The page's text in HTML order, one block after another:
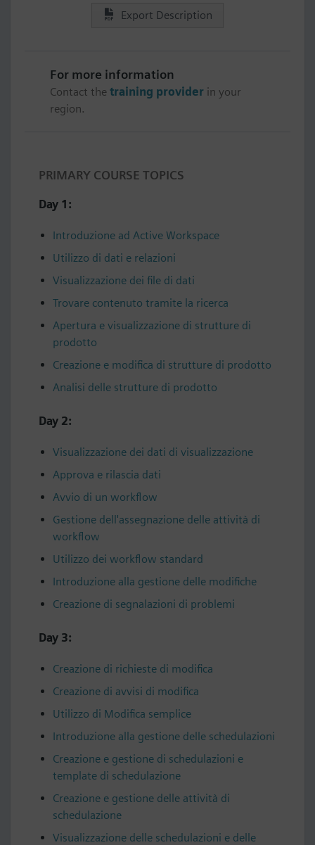
Export Description
For more information
Contact the training provider in your
region.
PRIMARY COURSE TOPICS
Day 1:
Introduzione ad Active Workspace
Utilizzo di dati e relazioni
Visualizzazione dei file di dati
Trovare contenuto tramite la ricerca
Apertura e visualizzazione di strutture di
prodotto
Creazione e modifica di strutture di prodotto
Analisi delle strutture di prodotto
Day 2:
Visualizzazione dei dati di visualizzazione
Approva e rilascia dati
Avvio di un workflow
Gestione dell'assegnazione delle attività di
workflow
Utilizzo dei workflow standard
Introduzione alla gestione delle modifiche
Creazione di segnalazioni di problemi
Day 3:
Creazione di richieste di modifica
Creazione di avvisi di modifica
Utilizzo di Modifica semplice
Introduzione alla gestione delle schedulazioni
Creazione e gestione di schedulazioni e
template di schedulazione
Creazione e gestione delle attività di
schedulazione
Visualizzazione delle schedulazioni e delle